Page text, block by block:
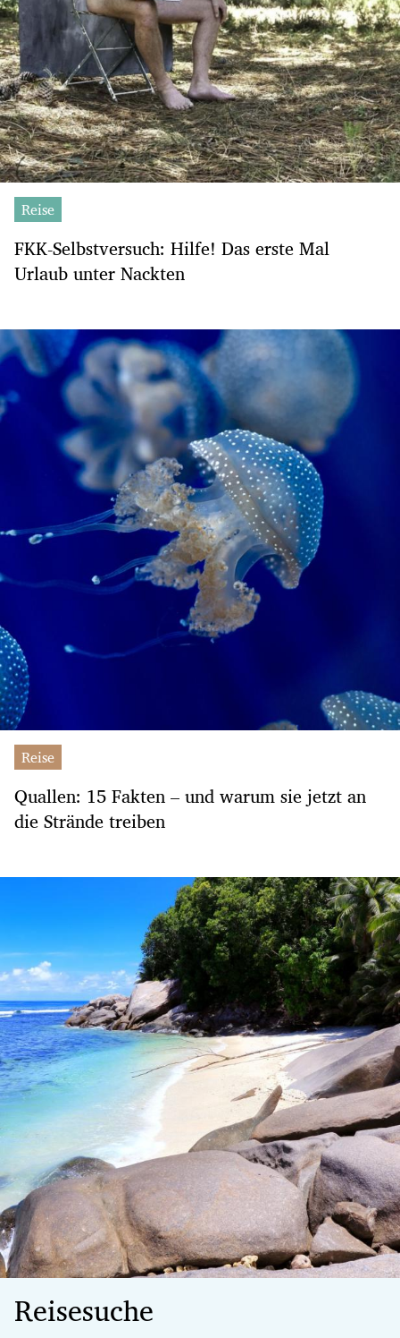
Reise
FKK-Selbstversuch: Hilfe! Das erste Mal
Urlaub unter Nackten
Reise
Quallen: 15 Fakten – und warum sie jetzt an
die Strände treiben
Reisesuche